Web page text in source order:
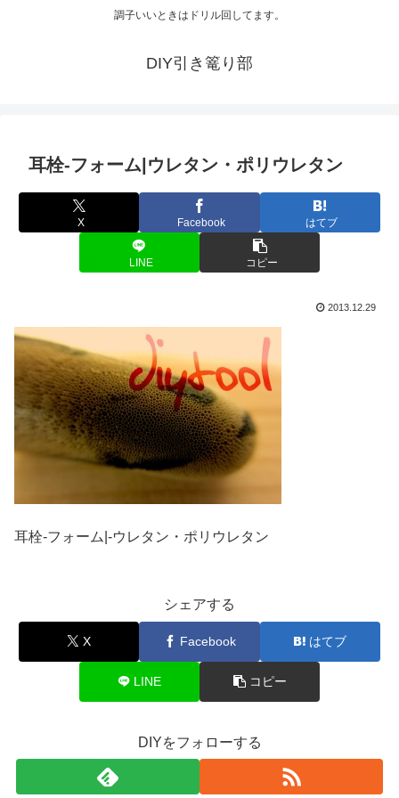
調子いいときはドリル回してます。
DIY引き篭り部
耳栓-フォーム|ウレタン・ポリウレタン
X Facebook はてブ
LINE コピー
2013.12.29
耳栓-フォーム|-ウレタン・ポリウレタン
シェアする
X Facebook はてブ
LINE コピー
DIYをフォローする